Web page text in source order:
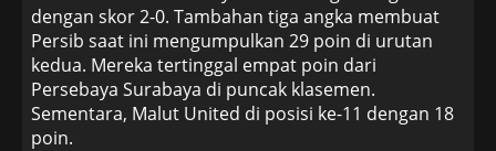
dengan skor 2-0. Tambahan tiga angka membuat
Persib saat ini mengumpulkan 29 poin di urutan
kedua. Mereka tertinggal empat poin dari
Persebaya Surabaya di puncak klasemen.
Sementara, Malut United di posisi ke-11 dengan 18
poin.